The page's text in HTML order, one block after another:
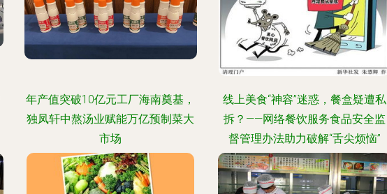
年产值突破10亿元工厂海南奠基，
独凤轩中熬汤业赋能万亿预制菜大
市场
线上美食“神容”迷惑，餐盒疑遭私
拆？——网络餐饮服务食品安全监
督管理办法助力破解“舌尖烦恼”